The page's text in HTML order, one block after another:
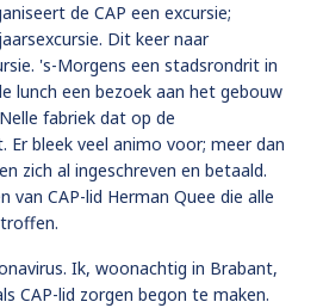
de CAP een excursie;
Dit keer naar
's-Morgens een stadsrondrit in
lunch een bezoek aan het gebouw
fabriek dat op de
bleek veel animo voor; meer dan
zich al ingeschreven en betaald.
CAP-lid Herman Quee die alle
Ik, woonachtig in Brabant,
CAP-lid zorgen begon te maken.